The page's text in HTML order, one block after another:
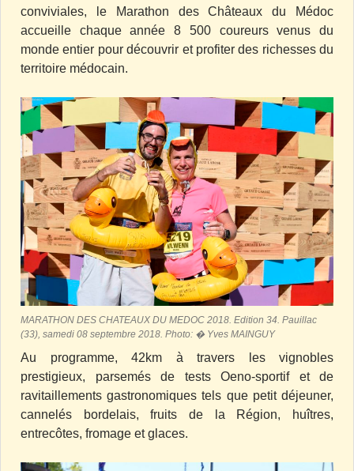
conviviales, le Marathon des Châteaux du Médoc
accueille chaque année 8 500 coureurs venus du
monde entier pour découvrir et profiter des richesses du
territoire médocain.
MARATHON DES CHATEAUX DU MEDOC 2018. Edition 34. Pauillac
(33), samedi 08 septembre 2018. Photo: � Yves MAINGUY
Au programme, 42km à travers les vignobles
prestigieux, parsemés de tests Oeno-sportif et de
ravitaillements gastronomiques tels que petit déjeuner,
cannelés bordelais, fruits de la Région, huîtres,
entrecôtes, fromage et glaces.